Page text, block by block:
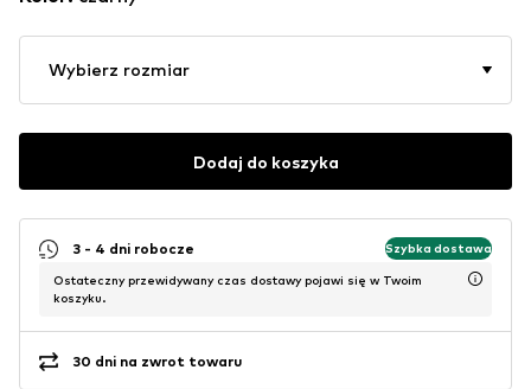
Wybierz rozmiar
Dodaj do koszyka
3 - 4 dni robocze Szybka dostawa
Ostateczny przewidywany czas dostawy pojawi się w Twoim
koszyku.
30 dni na zwrot towaru